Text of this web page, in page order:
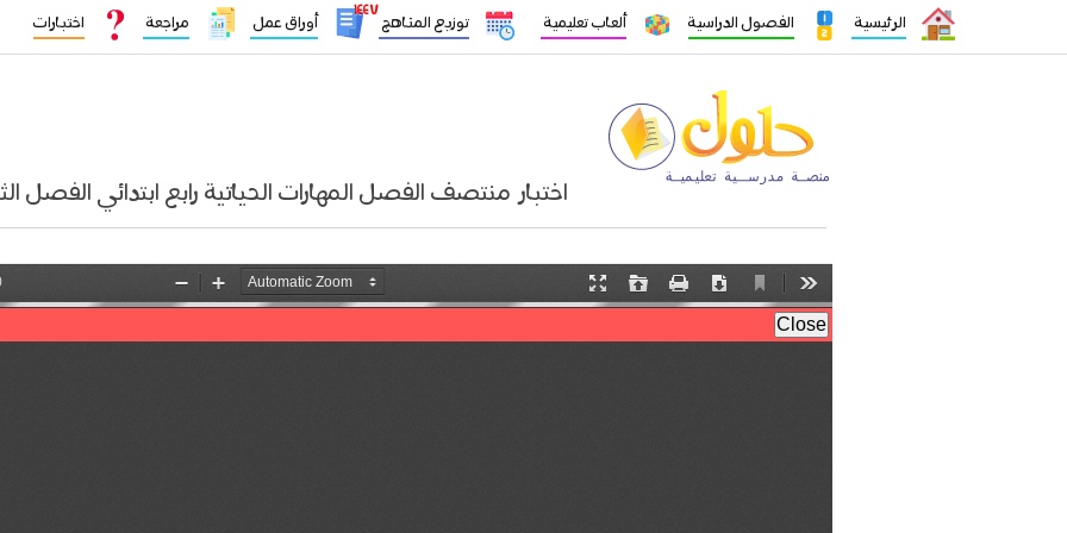
الرئيسية الفصول الدراسية ألعاب تعليمية توزيع المناهج
١٤٤٧
أوراق عمل مراجعة اختبارات
اختبار منتصف الفصل المهارات الحياتية رابع ابتدائي الفصل